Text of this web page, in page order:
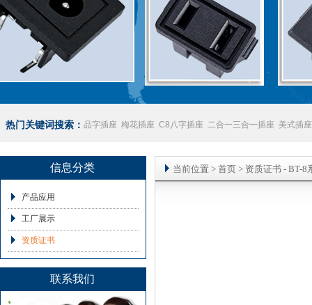
热门关键词搜索： 品字插座 梅花插座 C8八字插座 二合一三合一插座 美式插座
信息分类
产品应用
工厂展示
资质证书
联系我们
当前位置 > 首页 > 资质证书 - BT-8